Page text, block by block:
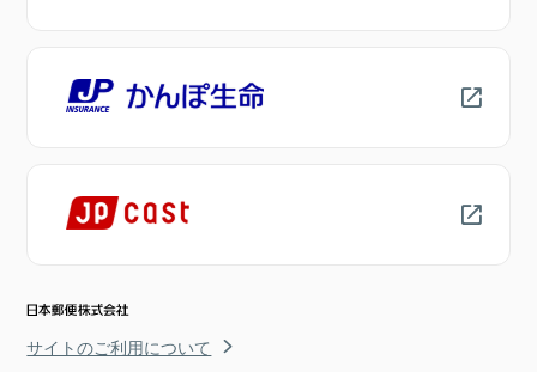
サイトのご利用について